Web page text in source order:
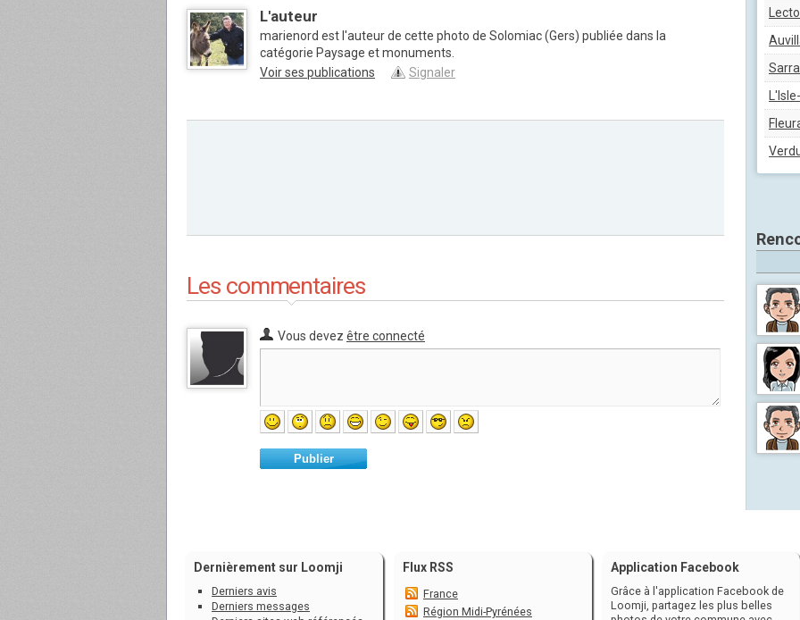
L'auteur
marienord est l'auteur de cette photo de Solomiac (Gers) publiée dans la
catégorie Paysage et monuments.
Voir ses publications
Signaler
Les commentaires
Vous devez être connecté
Publier
Dernièrement sur Loomji
Derniers avis
Derniers messages
Flux RSS
France
Région Midi-Pyrénées
Application Facebook
Grâce à l'application Facebook de
Loomji, partagez les plus belles